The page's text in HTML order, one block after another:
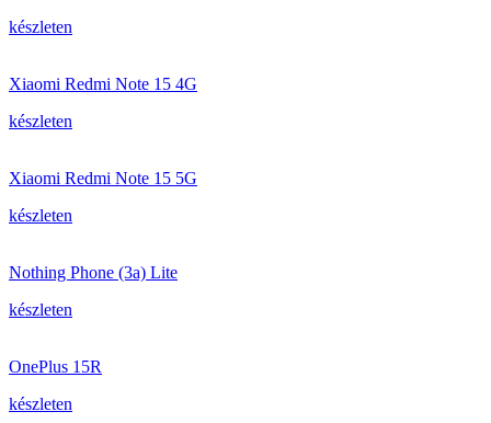
készleten
Xiaomi Redmi Note 15 4G
készleten
Xiaomi Redmi Note 15 5G
készleten
Nothing Phone (3a) Lite
készleten
OnePlus 15R
készleten